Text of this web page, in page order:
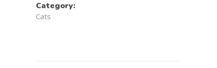
Category:
Cats